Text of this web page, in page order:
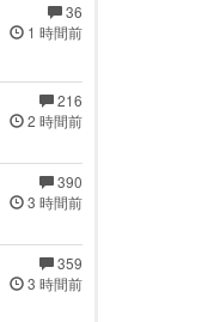
36
1 時間前
216
2 時間前
390
3 時間前
359
3 時間前